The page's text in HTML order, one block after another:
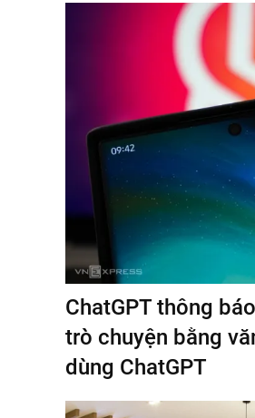
ChatGPT thông
trò chuyện bằng
dùng ChatGPT